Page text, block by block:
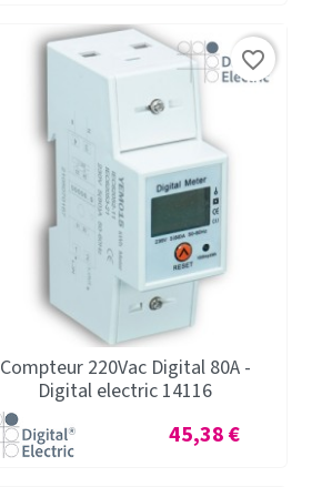
Compteur 220Vac Digital 80A -
Digital electric 14116
Prix
45,38 €
favorite_border